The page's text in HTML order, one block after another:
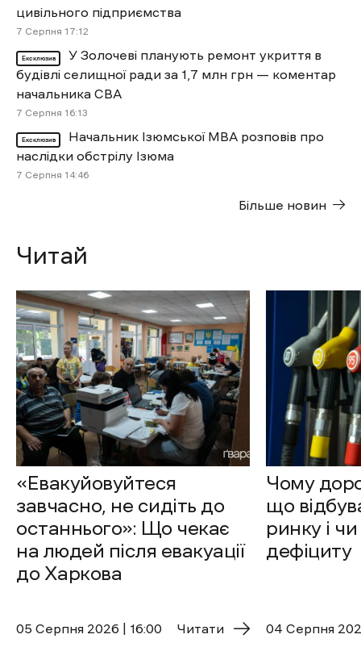
цивільного підприємства
7 Cерпня 17:12
Ексклюзив
У Золочеві планують ремонт укриття в
будівлі селищної ради за 1,7 млн грн — коментар
начальника СВА
7 Cерпня 16:13
Ексклюзив
Начальник Ізюмської МВА розповів про
наслідки обстрілу Ізюма
7 Cерпня 14:46
Більше новин
Читай
«Евакуйовуйтеся
завчасно, не сидіть до
останнього»: Що чекає
на людей після евакуації
до Харкова
05 Cерпня 2026 | 16:00 Читати
Чому
що
ринку і
дефіциту
04 Cерпня